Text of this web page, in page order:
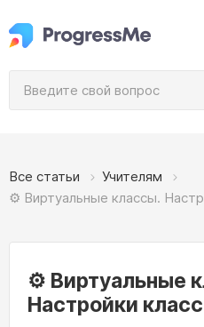
Все статьи
Учителям
⚙️ Виртуальные классы.
⚙️ Виртуальные
Настройки